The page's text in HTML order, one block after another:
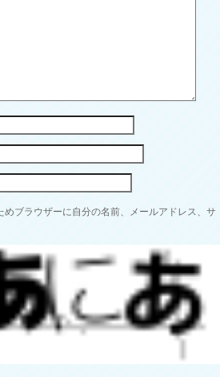
めブラウザーに自分の名前、メールアドレス、サ